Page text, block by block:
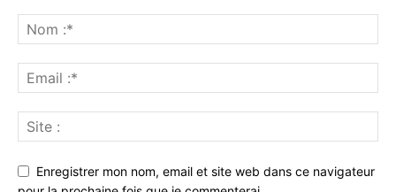
Enregistrer mon nom, email et site web dans ce navigateur